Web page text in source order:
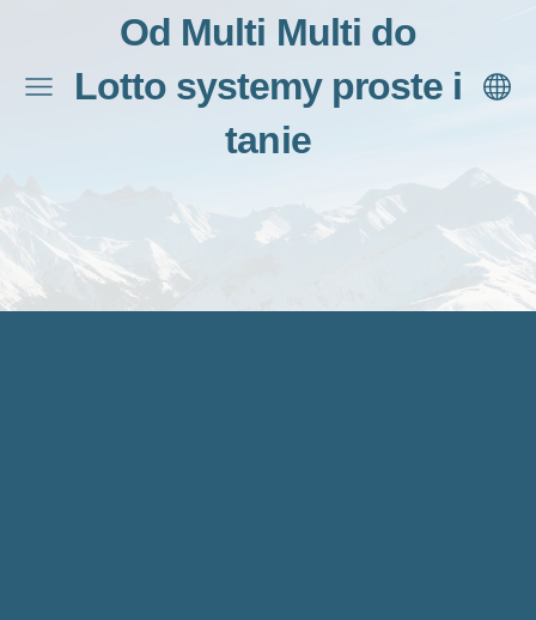
Od Multi Multi do
Lotto systemy proste i
tanie